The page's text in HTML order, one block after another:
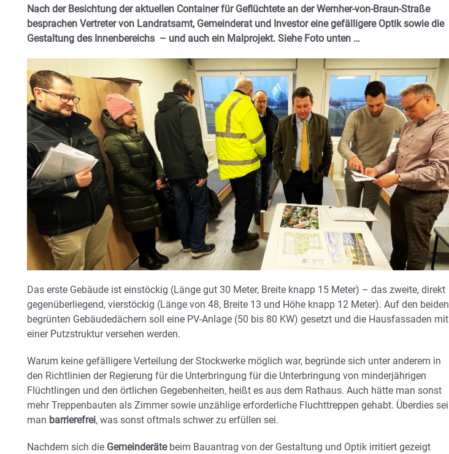
Nach der Besichtung der aktuellen Container für Geflüchtete an der Wernher-von-Braun-Straße
besprachen Vertreter von Landratsamt, Gemeinderat und Investor eine gefälligere Optik sowie die
Gestaltung des Innenbereichs – und auch ein Malprojekt. Siehe Foto unten …
Das erste Gebäude ist einstöckig (Länge gut 30 Meter, Breite knapp 15 Meter) – das zweite, direkt
gegenüberliegend, vierstöckig (Länge von 48, Breite 13 und Höhe knapp 12 Meter). Auf den beiden
begrünten Gebäudedächern soll eine PV-Anlage (50 bis 80 KW) gesetzt und die Hausfassaden mit
einer Putzstruktur versehen werden.
Warum keine gefälligere Verteilung der Stockwerke möglich war, begründe sich unter anderem in
den Richtlinien der Regierung für die Unterbringung für die Unterbringung von minderjährigen
Flüchtlingen und den örtlichen Gegebenheiten, heißt es aus dem Rathaus. Auch hätte man sonst
mehr Treppenbauten als Zimmer sowie unzählige erforderliche Fluchttreppen gehabt. Überdies sei
man barrierefrei, was sonst oftmals schwer zu erfüllen sei.
Nachdem sich die Gemeinderätebeim Bauantrag von der Gestaltung und Optik irritiert gezeigt